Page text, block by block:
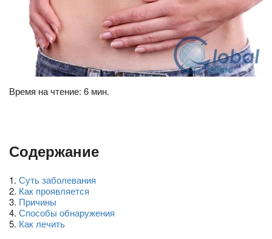
Время на чтение: 6 мин.
Содержание
1. Суть заболевания
2. Как проявляется
3. Причины
4. Способы обнаружения
5. Как лечить